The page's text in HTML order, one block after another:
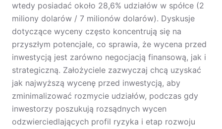
wtedy posiadać około 28,6% udziałów w spółce (2
miliony dolarów / 7 milionów dolarów). Dyskusje
dotyczące wyceny często koncentrują się na
przyszłym potencjale, co sprawia, że wycena przed
inwestycją jest zarówno negocjacją finansową, jak i
strategiczną. Założyciele zazwyczaj chcą uzyskać
jak najwyższą wycenę przed inwestycją, aby
zminimalizować rozmycie udziałów, podczas gdy
inwestorzy poszukują rozsądnych wycen
odzwierciedlających profil ryzyka i etap rozwoju